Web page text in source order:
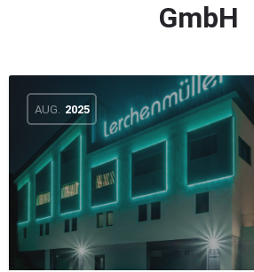
GmbH
AUG. 2025